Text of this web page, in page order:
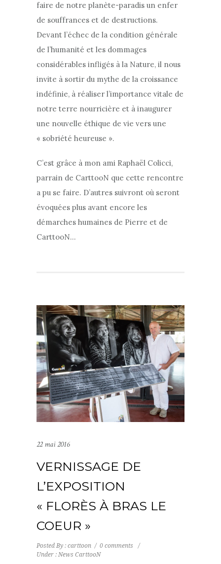
faire de notre planète-paradis un enfer
de souffrances et de destructions.
Devant l’échec de la condition générale
de l’humanité et les dommages
considérables infligés à la Nature, il nous
invite à sortir du mythe de la croissance
indéfinie, à réaliser l’importance vitale de
notre terre nourricière et à inaugurer
une nouvelle éthique de vie vers une
« sobriété heureuse ».
C’est grâce à mon ami Raphaël Colicci,
parrain de CarttooN que cette rencontre
a pu se faire. D’autres suivront où seront
évoquées plus avant encore les
démarches humaines de Pierre et de
CarttooN…
22 mai 2016
VERNISSAGE DE
L’EXPOSITION
« FLORÈS À BRAS LE
COEUR »
Posted By : carttoon / 0 comments
/
Under : News CarttooN